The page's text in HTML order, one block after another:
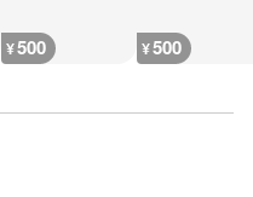
¥500 ¥500